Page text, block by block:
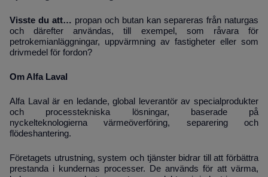
Visste du att… propan och butan kan separeras från naturgas
och därefter användas, till exempel, som råvara för
petrokemianläggningar, uppvärmning av fastigheter eller som
drivmedel för fordon?
Om Alfa Laval
Alfa Laval är en ledande, global leverantör av specialprodukter
och processtekniska lösningar, baserade på
nyckelteknologierna värmeöverföring, separering och
flödeshantering.
Företagets utrustning, system och tjänster bidrar till att förbättra
prestanda i kundernas processer. De används för att värma,